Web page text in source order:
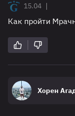
15.04 |
Как пройти
Хорен